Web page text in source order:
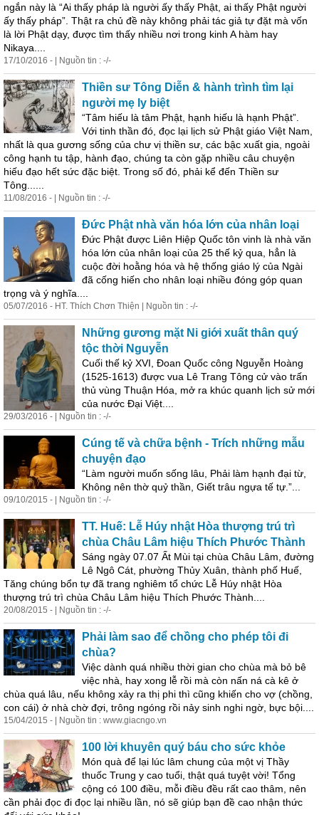
ngắn này là “Ai thấy pháp là người ấy thấy Phật, ai thấy Phật người
ấy thấy pháp”. Thật ra chủ đề này không phải tác giả tự đặt mà vốn
là lời Phật dạy, được tìm thấy nhiều nơi trong kinh A hàm hay
Nikaya....
17/10/2016 - | Nguồn tin : -/-
Thiền sư Tông Diễn & hành trình tìm lại
người mẹ ly biệt
“Tâm hiếu là tâm Phật, hạnh hiếu là hạnh Phật”.
Với tinh thần đó, đọc lại lịch sử Phật giáo Việt Nam,
nhất là qua gương sống của chư vị thiền sư, các bậc xuất gia, ngoài
công hạnh tu tập, hành đạo, chúng ta còn gặp nhiều câu chuyện
hiếu đạo hết sức đặc biệt. Trong số đó, phải kể đến Thiền sư
Tông......
11/08/2016 - | Nguồn tin : -/-
Đức Phật nhà văn hóa lớn của nhân loại
Đức Phật được Liên Hiệp Quốc tôn vinh là nhà văn
hóa lớn của nhân loại của 25 thế kỷ qua, hẳn là
cuộc đời hoằng hóa và hệ thống giáo lý của Ngài
đã cống hiến cho nhân loại nhiều đóng góp quan
trọng và ý nghĩa....
05/07/2016 - HT. Thích Chơn Thiện | Nguồn tin : -/-
Những gương mặt Ni giới xuất thân quý
tộc thời Nguyễn
Cuối thế kỷ XVI, Đoan Quốc công Nguyễn Hoàng
(1525-1613) được vua Lê Trang Tông cử vào trấn
thủ vùng Thuận Hóa, mở ra khúc quanh lịch sử mới
của nước Đại Việt....
29/03/2016 - | Nguồn tin : -/-
Cúng tế và chữa bệnh - Trích những mẫu
chuyện đạo
“Làm người muốn sống lâu, Phải làm hạnh đại từ,
Không nên thờ quỷ thần, Giết trâu ngựa tế tự.”...
09/10/2015 - | Nguồn tin : -/-
TT. Huế: Lễ Húy nhật Hòa thượng trú trì
chùa Châu Lâm hiệu Thích Phước Thành
Sáng ngày 07.07 Ất Mùi tại chùa Châu Lâm , đường
Lê Ngô Cát, phường Thủy Xuân, thành phố Huế,
Tăng chúng bổn tự đã trang nghiêm tổ chức Lễ Húy nhật Hòa
thượng trú trì chùa Châu Lâm hiệu Thích Phước Thành....
20/08/2015 - | Nguồn tin : -/-
Phải làm sao để chồng cho phép tôi đi
chùa?
Việc dành quá nhiều thời gian cho chùa mà bỏ bê
việc nhà, hay xong lễ rồi mà còn nấn ná cà kê ở
chùa quá lâu, nếu không xảy ra thị phi thì cũng khiến cho vợ (chồng,
con cái) ở nhà chờ đợi, trông ngóng rồi nảy sinh nghi ngờ, bực bội....
15/04/2015 - | Nguồn tin : www.giacngo.vn
100 lời khuyên quý báu cho sức khỏe
Món quà để lại lúc lâm chung của một vị Thầy
thuốc Trung y cao tuổi, thật quá tuyệt vời! Tổng
cộng có 100 điều, mỗi điều đều rất cao thâm, nên
cần phải đọc đi đọc lại nhiều lần, nó sẽ giúp bạn đề cao nhận thức